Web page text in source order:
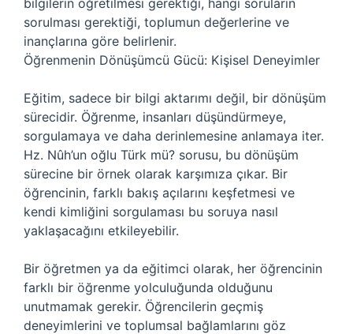
bilgilerin öğretilmesi gerektiği, hangi soruların
sorulması gerektiği, toplumun değerlerine ve
inançlarına göre belirlenir.
Öğrenmenin Dönüşümcü Gücü: Kişisel Deneyimler
Eğitim, sadece bir bilgi aktarımı değil, bir dönüşüm
sürecidir. Öğrenme, insanları düşündürmeye,
sorgulamaya ve daha derinlemesine anlamaya iter.
Hz. Nûh’un oğlu Türk mü? sorusu, bu dönüşüm
sürecine bir örnek olarak karşımıza çıkar. Bir
öğrencinin, farklı bakış açılarını keşfetmesi ve
kendi kimliğini sorgulaması bu soruya nasıl
yaklaşacağını etkileyebilir.
Bir öğretmen ya da eğitimci olarak, her öğrencinin
farklı bir öğrenme yolculuğunda olduğunu
unutmamak gerekir. Öğrencilerin geçmiş
deneyimlerini ve toplumsal bağlamlarını göz